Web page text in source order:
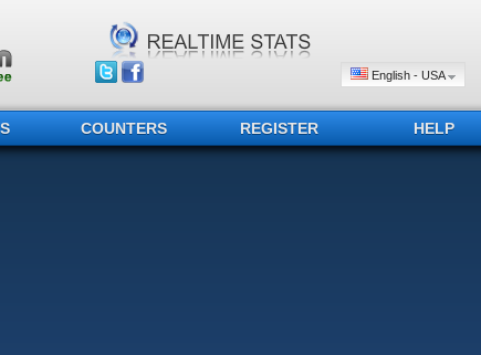
English - USA
COUNTERS REGISTER HELP